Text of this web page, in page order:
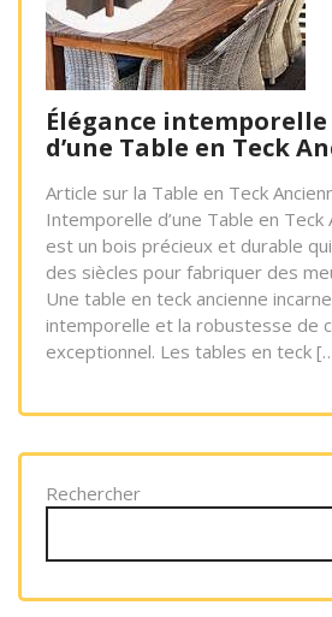
Élégance intemporelle
d’une Table en Teck
Article sur la Table en Teck
Intemporelle d’une Table en Teck
est un bois précieux et durable
des siècles pour fabriquer des
Une table en teck ancienne
intemporelle et la robustesse de
exceptionnel. Les tables en teck
Rechercher